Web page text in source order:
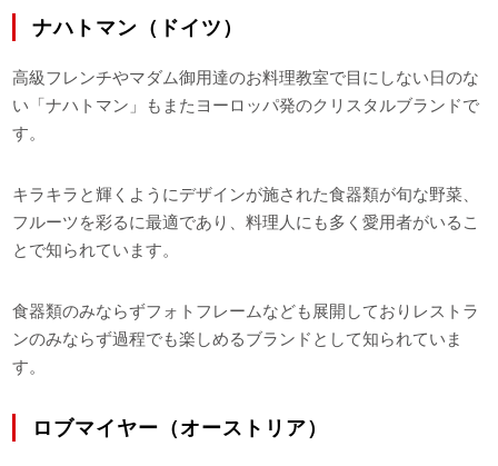
ナハトマン（ドイツ）
高級フレンチやマダム御用達のお料理教室で目にしない日のな
い「ナハトマン」もまたヨーロッパ発のクリスタルブランドで
す。
キラキラと輝くようにデザインが施された食器類が旬な野菜、
フルーツを彩るに最適であり、料理人にも多く愛用者がいるこ
とで知られています。
食器類のみならずフォトフレームなども展開しておりレストラ
ンのみならず過程でも楽しめるブランドとして知られていま
す。
ロブマイヤー（オーストリア）